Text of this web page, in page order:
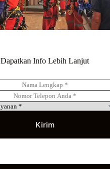
Dapatkan Info Lebih Lanjut
Kirim